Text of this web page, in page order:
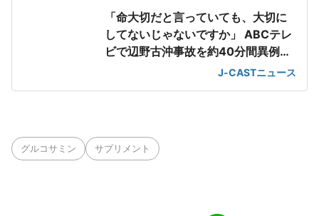
「命大切だと言っていても、大切に
してないじゃないですか」 ABCテレ
ビで辺野古沖事故を約40分間異例の
J-CASTニュース
グルコサミン サプリメント